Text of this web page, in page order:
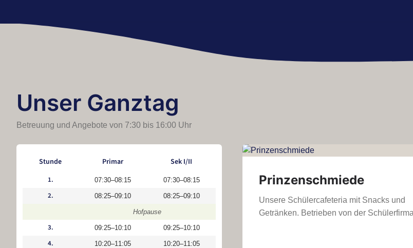
Unser Ganztag
Betreuung und Angebote von 7:30 bis 16:00 Uhr
Stunde Primar Sek I/II
1. 07:30–08:15 07:30–08:15
2. 08:25–09:10 08:25–09:10
Hofpause
3. 09:25–10:10 09:25–10:10
4. 10:20–11:05 10:20–11:05
Prinzenschmiede
Unsere Schülercafeteria mit Snacks und
Getränken. Betrieben von der